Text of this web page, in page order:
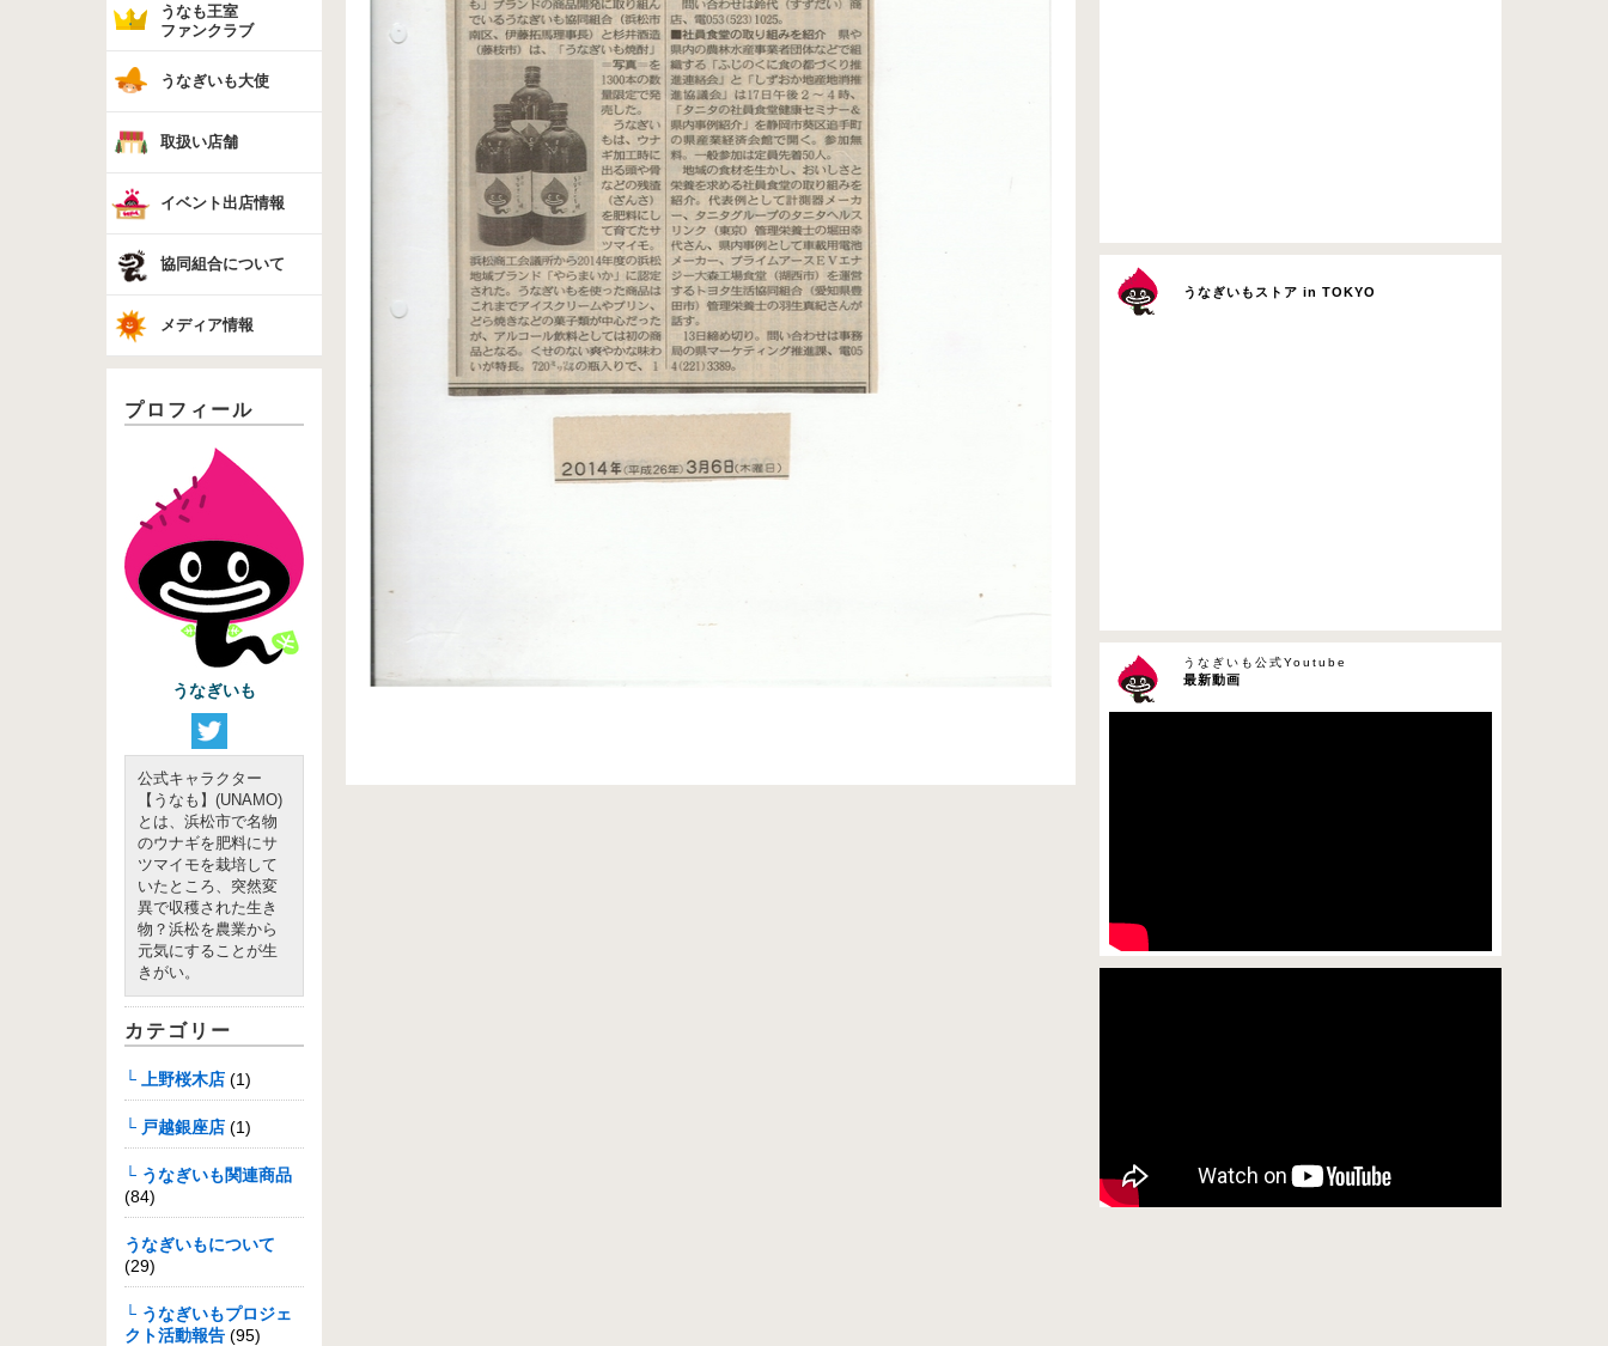
うなも王室
ファンクラブ
うなぎいも大使
取扱い店舗
イベント出店情報
協同組合について
メディア情報
プロフィール
うなぎいも
公式キャラクター
【うなも】(UNAMO)
とは、浜松市で名物
のウナギを肥料にサ
ツマイモを栽培して
いたところ、突然変
異で収穫された生き
物？浜松を農業から
元気にすることが生
きがい。
カテゴリー
└ 上野桜木店 (1)
└ 戸越銀座店 (1)
└ うなぎいも関連商品
(84)
うなぎいもについて
(29)
└ うなぎいもプロジェ
クト活動報告 (95)
うなぎいもストア in TOKYO
最新動画
うなぎいも公式Youtube